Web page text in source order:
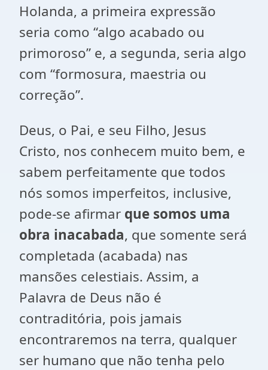
Holanda, a primeira expressão
seria como “algo acabado ou
primoroso” e, a segunda, seria algo
com “formosura, maestria ou
correção”.
Deus, o Pai, e seu Filho, Jesus
Cristo, nos conhecem muito bem, e
sabem perfeitamente que todos
nós somos imperfeitos, inclusive,
pode-se afirmar que somos uma
obra inacabada, que somente será
completada (acabada) nas
mansões celestiais. Assim, a
Palavra de Deus não é
contraditória, pois jamais
encontraremos na terra, qualquer
ser humano que não tenha pelo